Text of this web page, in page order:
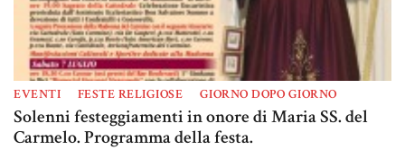
EVENTI FESTE RELIGIOSE GIORNO DOPO GIORNO
Solenni festeggiamenti in onore di Maria SS. del
Carmelo. Programma della festa.